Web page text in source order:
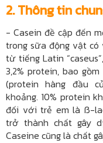
2. Thông tin
-Casein đề cập đến
trong sữa động vật có
từ tiếng Latin
3,2% protein, bao
(protein hàng đầu
khoảng. 10% protein
đối với trẻ em là ß-
trở thành chất gây
Caseine cũng là chất